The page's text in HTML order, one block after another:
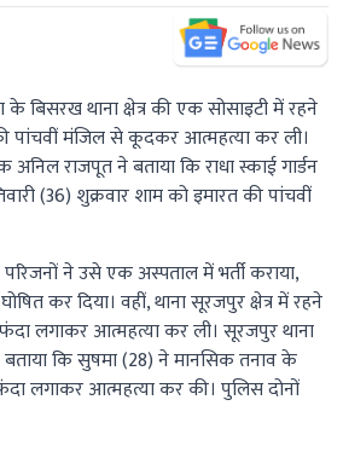
के बिसरख थाना क्षेत्र की एक सोसाइटी में रहने
पांचवीं मंजिल से कूदकर आत्महत्या कर ली।
अनिल राजपूत ने बताया कि राधा स्काई गार्डन
(36) शुक्रवार शाम को इमारत की पांचवीं
परिजनों ने उसे एक अस्पताल में भर्ती कराया,
कर दिया। वहीं, थाना सूरजपुर क्षेत्र में रहने
लगाकर आत्महत्या कर ली। सूरजपुर थाना
बताया कि सुषमा (28) ने मानसिक तनाव के
लगाकर आत्महत्या कर की। पुलिस दोनों